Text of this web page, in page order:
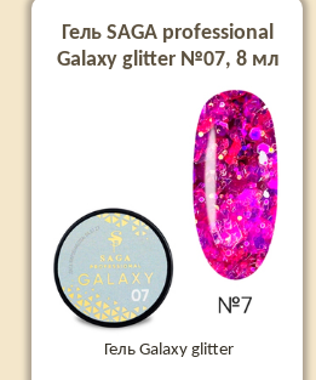
Гель SAGA professional
Galaxy glitter №07, 8 мл
Гель Galaxy glitter